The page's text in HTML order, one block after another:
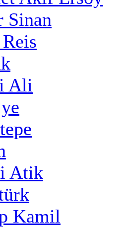
Sinan
Ali
Atik
Kamil